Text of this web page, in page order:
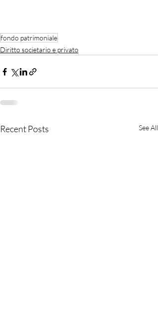
fondo patrimoniale
Diritto societario e privato
Recent Posts See All